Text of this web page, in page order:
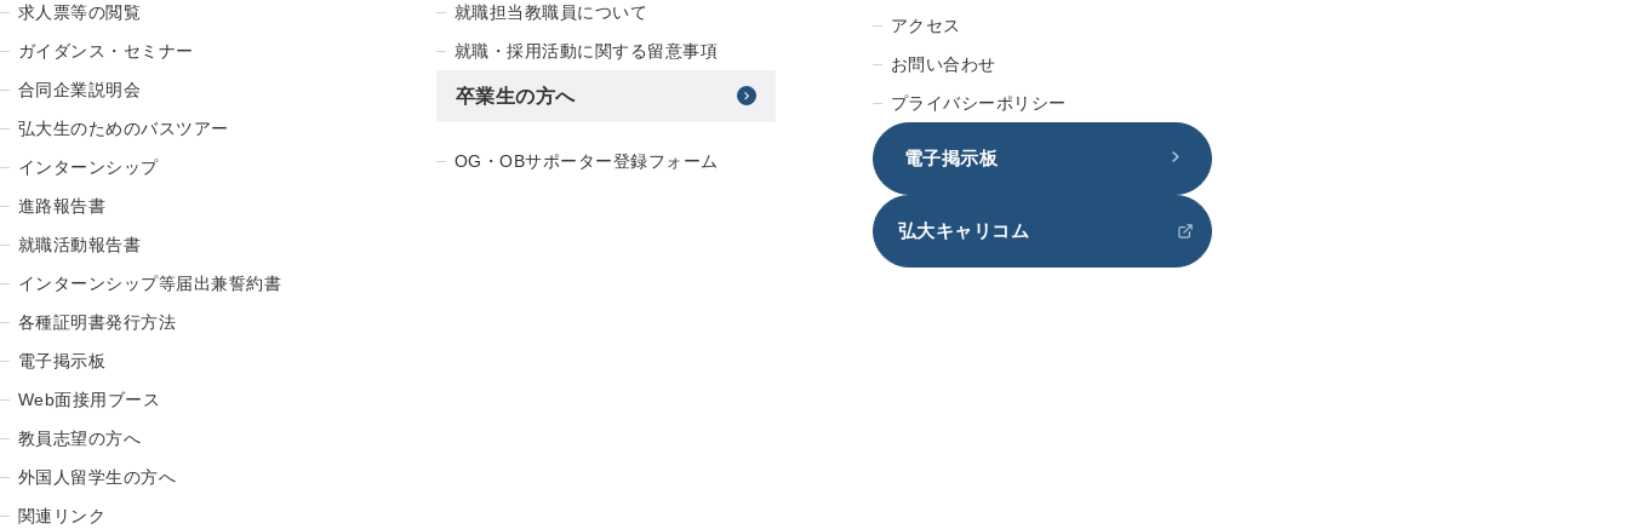
求人票等の閲覧
ガイダンス・セミナー
合同企業説明会
弘大生のためのバスツアー
インターンシップ
進路報告書
就職活動報告書
インターンシップ等届出兼誓約書
各種証明書発行方法
電子掲示板
Web面接用ブース
教員志望の方へ
外国人留学生の方へ
関連リンク
就職担当教職員について
就職・採用活動に関する留意事項
卒業生の方へ
OG・OBサポーター登録フォーム
アクセス
お問い合わせ
プライバシーポリシー
電子掲示板
弘大キャリコム